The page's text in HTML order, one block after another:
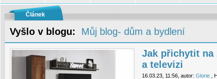
stěnu
televizi
Článek
Vyšlo v blogu: Můj blog- dům a bydlení
Jak přichytit na
a televizi
16.03.23, 11:56, autor: Glorie ,